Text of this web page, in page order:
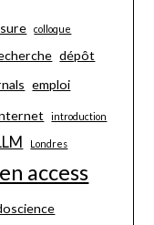
colloque
dépôt
emploi
introduction
Londres
access